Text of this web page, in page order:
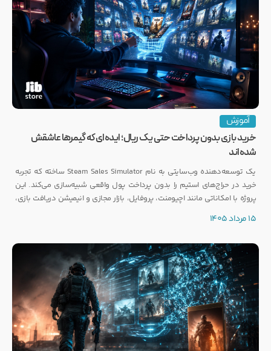
آموزش
خرید بازی بدون پرداخت حتی یک ریال؛ ایده‌ای که گیمرها عاشقش
شده‌اند
یک توسعه‌دهنده وب‌سایتی به نام Steam Sales Simulator ساخته که تجربه
خرید در حراج‌های استیم را بدون پرداخت پول واقعی شبیه‌سازی می‌کند. این
پروژه با امکاناتی مانند اچیومنت، پروفایل، بازار مجازی و انیمیشن دریافت بازی،
15 مرداد 1405